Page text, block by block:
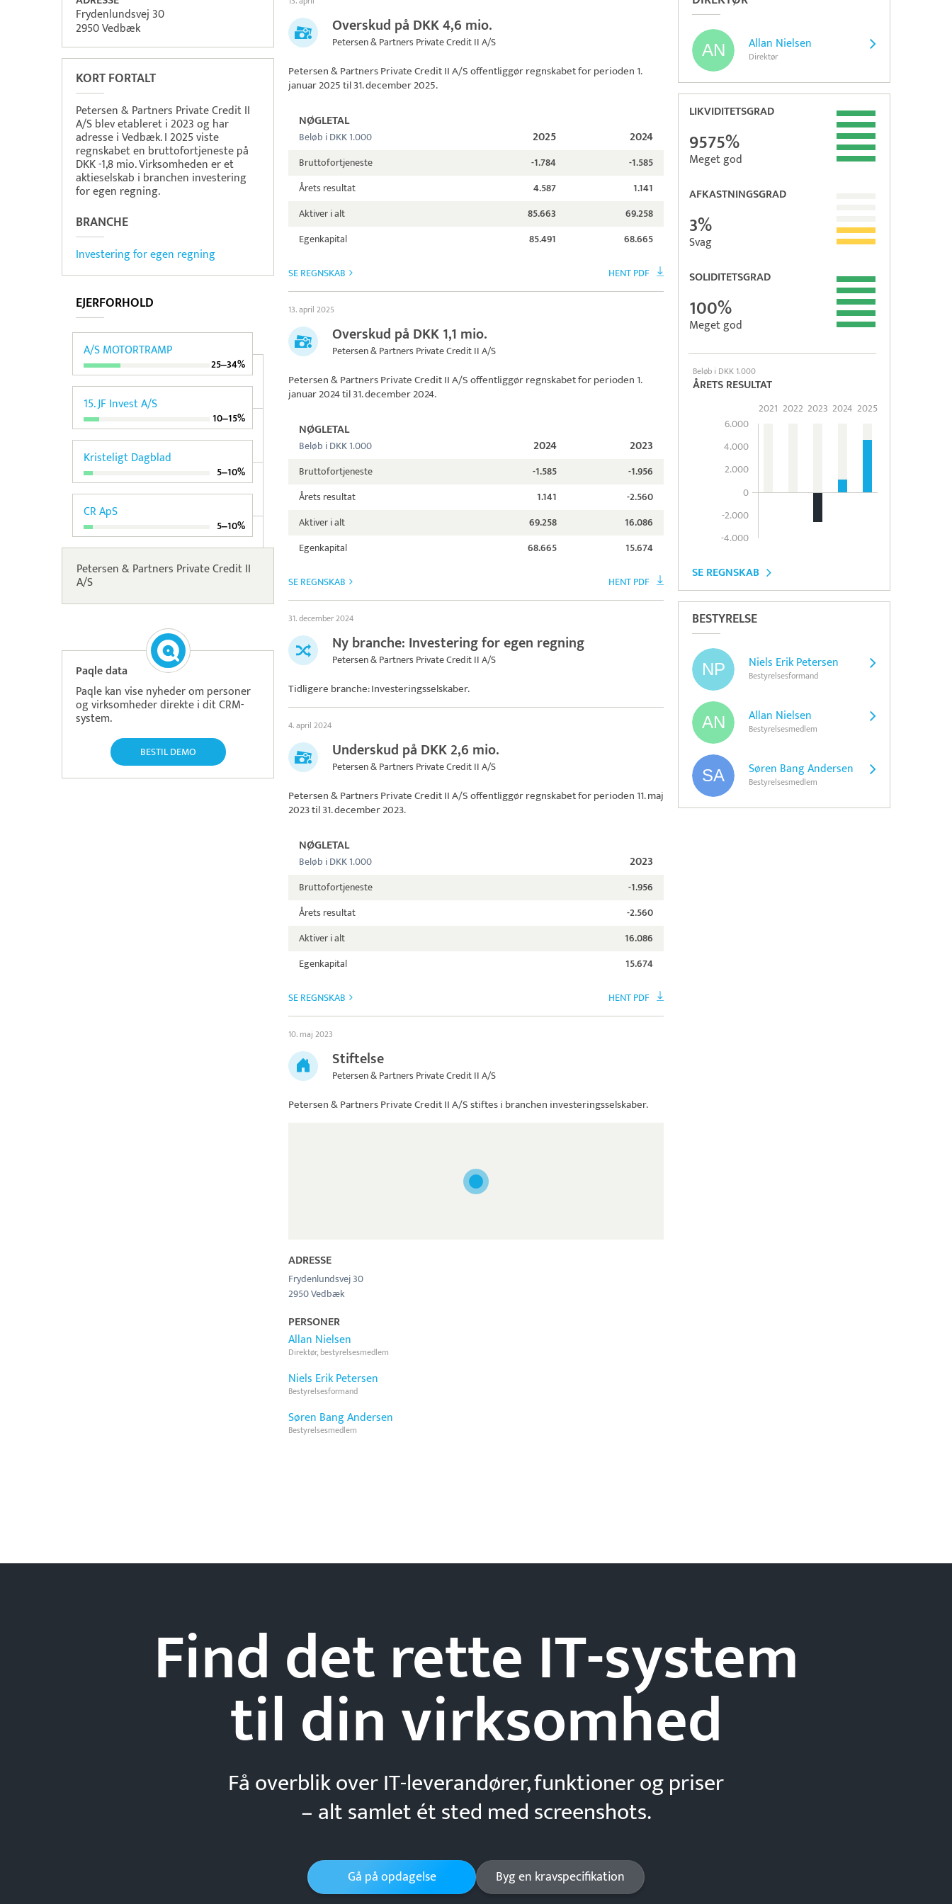
Allan Nielsen
Direktør
LIKVIDITETSGRAD
9575%
Meget god
AFKASTNINGSGRAD
3%
Svag
SOLIDITETSGRAD
100%
Meget god
Beløb i DKK 1.000
ÅRETS RESULTAT
6.000
4.000
2.000
0
-2.000
-4.000
2021 2022 2023 2024 2025
SE REGNSKAB
BESTYRELSE
Niels Erik Petersen
Bestyrelsesformand
Allan Nielsen
Bestyrelsesmedlem
Søren Bang Andersen
Bestyrelsesmedlem
Frydenlundsvej 30
2950 Vedbæk
KORT FORTALT
Petersen & Partners Private Credit II
A/S blev etableret i 2023 og har
adresse i Vedbæk. I 2025 viste
regnskabet en bruttofortjeneste på
DKK -1,8 mio. Virksomheden er et
aktieselskab i branchen investering
for egen regning.
BRANCHE
Investering for egen regning
EJERFORHOLD
A/S MOTORTRAMP
25‒34%
15. JF Invest A/S
10‒15%
Kristeligt Dagblad
5‒10%
CR ApS
5‒10%
Petersen & Partners Private Credit II
A/S
Paqle data
Paqle kan vise nyheder om personer
og virksomheder direkte i dit CRM-
system.
BESTIL DEMO
Overskud på DKK 4,6 mio.
Petersen & Partners Private Credit II A/S
Petersen & Partners Private Credit II A/Soffentliggør regnskabet for perioden 1.
januar 2025 til 31. december 2025.
NØGLETAL
Beløb i DKK 1.000 2025 2024
Bruttofortjeneste -1.784
-1.585
Årets resultat
4.587
1.141
Aktiver i alt
85.663
69.258
Egenkapital
85.491 68.665
SE REGNSKAB HENT PDF
13. april 2025
Overskud på DKK 1,1 mio.
Petersen & Partners Private Credit II A/S
Petersen & Partners Private Credit II A/Soffentliggør regnskabet for perioden 1.
januar 2024 til 31. december 2024.
NØGLETAL
Beløb i DKK 1.000 2024 2023
Bruttofortjeneste -1.585
-1.956
Årets resultat
1.141
-2.560
Aktiver i alt
69.258
16.086
Egenkapital
68.665 15.674
SE REGNSKAB HENT PDF
31. december 2024
Ny branche: Investering for egen regning
Petersen & Partners Private Credit II A/S
Tidligere branche: Investeringsselskaber.
4. april 2024
Underskud på DKK 2,6 mio.
Petersen & Partners Private Credit II A/S
Petersen & Partners Private Credit II A/Soffentliggør regnskabet for perioden 11. maj
2023 til 31. december 2023.
NØGLETAL
Beløb i DKK 1.000 2023
Bruttofortjeneste
-1.956
Årets resultat
-2.560
Aktiver i alt
16.086
Egenkapital
15.674
SE REGNSKAB HENT PDF
10. maj 2023
Stiftelse
Petersen & Partners Private Credit II A/S
Petersen & Partners Private Credit II A/Sstiftes i branchen investeringsselskaber.
ADRESSE
Frydenlundsvej 30
2950 Vedbæk
PERSONER
Allan Nielsen
Direktør, bestyrelsesmedlem
Niels Erik Petersen
Bestyrelsesformand
Søren Bang Andersen
Bestyrelsesmedlem
Find det rette IT-system
tildinvirksomhed
Få overblik over IT-leverandører, funktioner og priser
– alt samlet ét sted med screenshots.
Gå på opdagelse Byg en kravspecifikation